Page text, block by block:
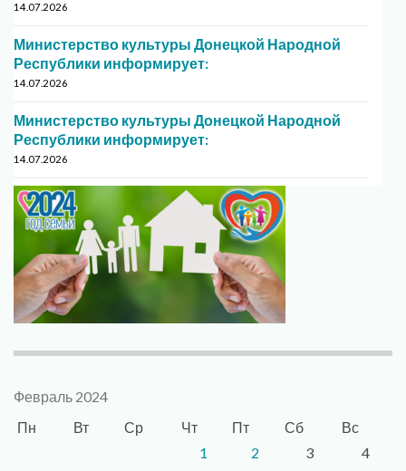
14.07.2026
Министерство культуры Донецкой Народной
Республики информирует:
14.07.2026
Министерство культуры Донецкой Народной
Республики информирует:
14.07.2026
Февраль 2024
Пн
Вт Ср Чт Пт Сб
Вс
1
2 3
4